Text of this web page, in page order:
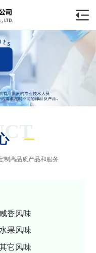
制高品质产品和服务
咸香风味
果风味
它风味